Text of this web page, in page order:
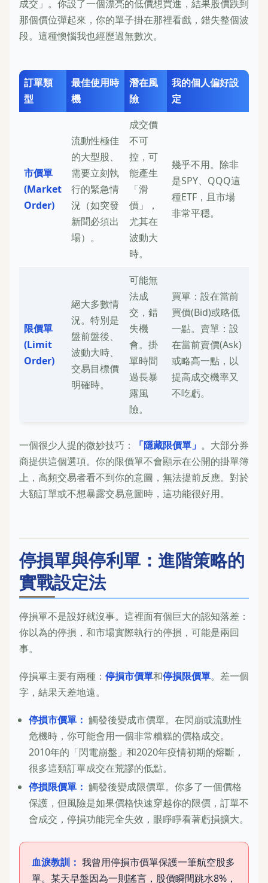
成交」。你設了一個漂亮的低價想買進，結果股價跌到
那個價位彈起來，你的單子掛在那裡看戲，錯失整個波
段。這種懊惱我也經歷過無數次。
訂單類
型
最佳使用時
機
潛在風
險
我的個人偏好設
定
市價單
(Market
Order)
流動性極佳
的大型股、
需要立刻執
行的緊急情
況（如突發
新聞必須出
場）。
成交價
不可
控，可
能產生
「滑
價」，
尤其在
波動大
時。
幾乎不用。除非
是SPY、QQQ這
種ETF，且市場
非常平穩。
限價單
(Limit
Order)
絕大多數情
況。特別是
盤前盤後、
波動大時、
交易目標價
明確時。
可能無
法成
交，錯
失機
會。掛
單時間
過長暴
露風
險。
買單：設在當前
買價(Bid)或略低
一點。賣單：設
在當前賣價(Ask)
或略高一點，以
提高成交機率又
不吃虧。
一個很少人提的微妙技巧： 「隱藏限價單」 。大部分券
商提供這個選項。你的限價單不會顯示在公開的掛單簿
上，高頻交易者看不到你的意圖，無法提前反應。對於
大額訂單或不想暴露交易意圖時，這功能很好用。
停損單與停利單：進階策略的
實戰設定法
停損單不是設好就沒事。這裡面有個巨大的認知落差：
你以為的停損，和市場實際執行的停損，可能是兩回
事。
停損單主要有兩種： 停損市價單和停損限價單。差一個
字，結果天差地遠。
停損市價單： 觸發後變成市價單。在閃崩或流動性
危機時，你可能會用一個非常糟糕的價格成交。
2010年的「閃電崩盤」和2020年疫情初期的熔斷，
很多這類訂單成交在荒謬的低點。
停損限價單： 觸發後變成限價單。你多了一個價格
保護，但風險是如果價格快速穿越你的限價，訂單不
會成交，停損功能完全失效，眼睜睜看著虧損擴大。
血淚教訓： 我曾用停損市價單保護一筆航空股多
單。某天早盤因為一則謠言，股價瞬間跳水8%，